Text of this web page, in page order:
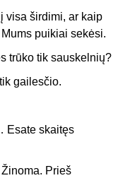
visa širdimi, ar kaip
puikiai sekėsi.
trūko tik sauskelnių?
gailesčio.
Esate skaitęs
Prieš